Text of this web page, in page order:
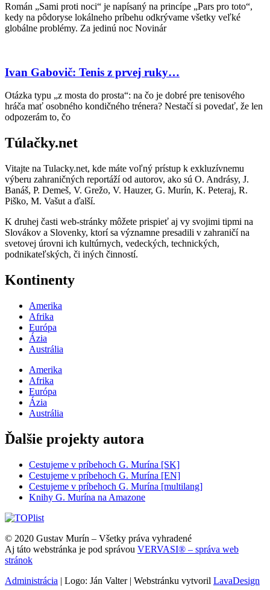
Román „Sami proti noci“ je napísaný na princípe „Pars pro toto“,
kedy na pôdoryse lokálneho príbehu odkrývame všetky veľké
globálne problémy. Za jedinú noc Novinár
Ivan Gabovič: Tenis z prvej ruky…
Otázka typu „z mosta do prosta“: na čo je dobré pre tenisového
hráča mať osobného kondičného trénera? Nestačí si povedať, že len
odpozerám to, čo
Túlačky.net
Vitajte na Tulacky.net, kde máte voľný prístup k exkluzívnemu
výberu zahraničných reportáží od autorov, ako sú O. Andrásy, J.
Banáš, P. Demeš, V. Grežo, V. Hauzer, G. Murín, K. Peteraj, R.
Piško, M. Vašut a ďalší.
K druhej časti web-stránky môžete prispieť aj vy svojimi tipmi na
Slovákov a Slovenky, ktorí sa významne presadili v zahraničí na
svetovej úrovni ich kultúrnych, vedeckých, technických,
podnikateľských, či iných činností.
Kontinenty
Amerika
Afrika
Európa
Ázia
Austrália
Amerika
Afrika
Európa
Ázia
Austrália
Ďalšie projekty autora
Cestujeme v príbehoch G. Murína [SK]
Cestujeme v príbehoch G. Murína [EN]
Cestujeme v príbehoch G. Murína [multilang]
Knihy G. Murína na Amazone
© 2020 Gustav Murín – Všetky práva vyhradené
Aj táto webstránka je pod správou VERVASI® – správa web
stránok
Administrácia | Logo: Ján Valter | Webstránku vytvoril LavaDesign